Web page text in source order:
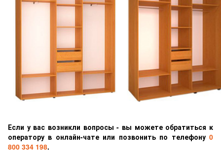
Если у вас возникли вопросы - вы можете обратиться к
оператору в онлайн-чате или позвонить по телефону 0
800 334 198.